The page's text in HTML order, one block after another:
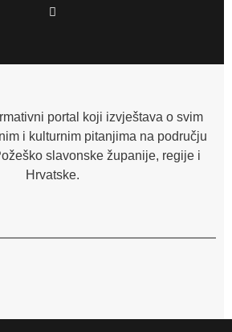
F
a
o
f
portal koji izvještava o svim
i kulturnim pitanjima na području
slavonske županije, regije i
Hrvatske.